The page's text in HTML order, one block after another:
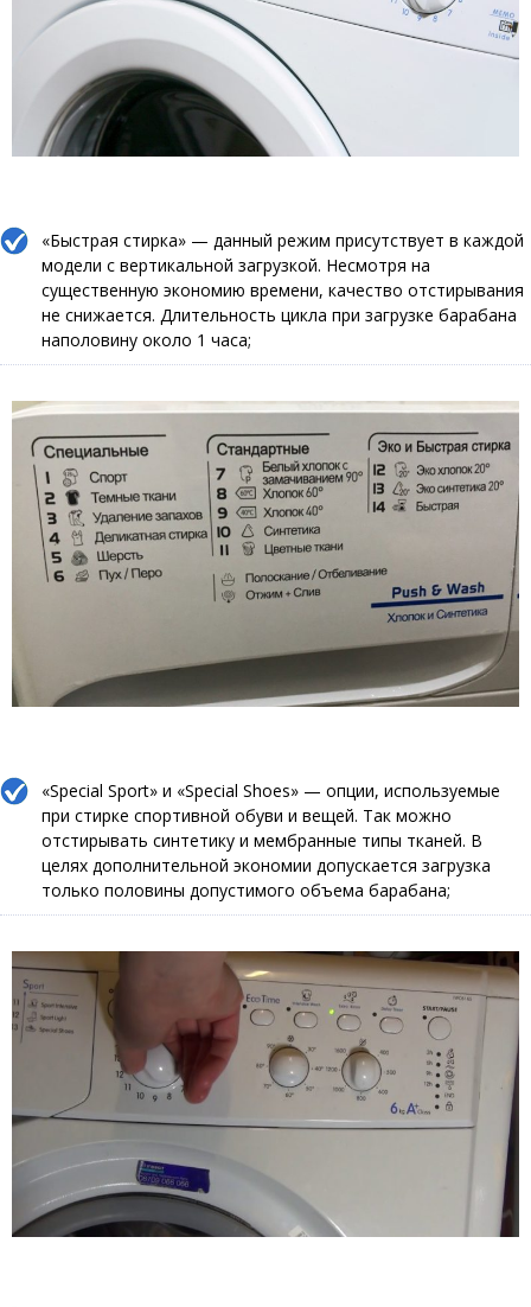
«Быстрая стирка» — данный режим присутствует в каждой
модели с вертикальной загрузкой. Несмотря на
существенную экономию времени, качество отстирывания
не снижается. Длительность цикла при загрузке барабана
наполовину около 1 часа;
«Special Sport» и «Special Shoes» — опции, используемые
при стирке спортивной обуви и вещей. Так можно
отстирывать синтетику и мембранные типы тканей. В
целях дополнительной экономии допускается загрузка
только половины допустимого объема барабана;